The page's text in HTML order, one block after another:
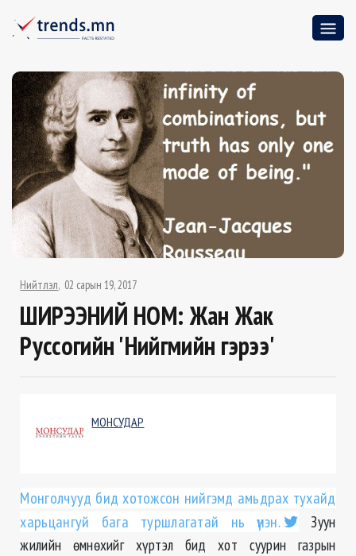
Нийтлэл 02 сарын 19, 2017
ШИРЭЭНИЙ НОМ: Жан Жак
Руссогийн 'Нийгмийн гэрээ'
МОНСУДАР
Монголчууд бид хотожсон нийгэмд амьдрах тухайд
харьцангуй бага туршлагатай нь үнэн.
Зуун
жилийн өмнөхийг хүртэл бид хот суурин газрын